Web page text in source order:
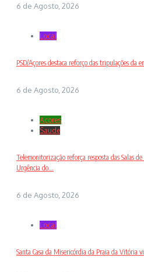
6 de Agosto, 2026
Local
PSD/Açores destaca reforço das tripulações da
6 de Agosto, 2026
Açores
Saude
Telemonitorização reforça resposta das Salas
Urgência do...
6 de Agosto, 2026
Local
Santa Casa da Misericórdia da Praia da Vitória